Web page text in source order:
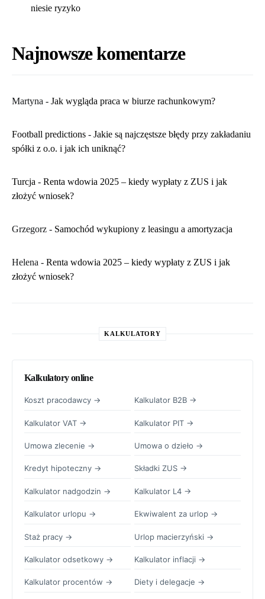
niesie ryzyko
Najnowsze komentarze
Martyna - ​Jak wygląda praca w biurze rachunkowym?
Football predictions - Jakie są najczęstsze błędy przy zakładaniu
spółki z o.o. i jak ich uniknąć?
Turcja - Renta wdowia 2025 – kiedy wypłaty z ZUS i jak
złożyć wniosek?
Grzegorz - Samochód wykupiony z leasingu a amortyzacja
Helena - Renta wdowia 2025 – kiedy wypłaty z ZUS i jak
złożyć wniosek?
KALKULATORY
Kalkulatory online
Koszt pracodawcy → Kalkulator B2B →
Kalkulator VAT → Kalkulator PIT →
Umowa zlecenie → Umowa o dzieło →
Kredyt hipoteczny → Składki ZUS →
Kalkulator nadgodzin → Kalkulator L4 →
Kalkulator urlopu → Ekwiwalent za urlop →
Staż pracy → Urlop macierzyński →
Kalkulator odsetkowy → Kalkulator inflacji →
Kalkulator procentów → Diety i delegacje →